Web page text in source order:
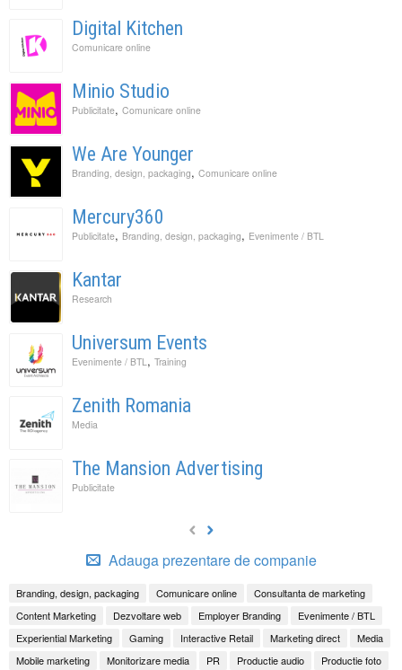
Digital Kitchen
Comunicare online
Minio Studio
Publicitate, Comunicare online
We Are Younger
Branding, design, packaging, Comunicare online
Mercury360
Publicitate, Branding, design, packaging, Evenimente / BTL
Kantar
Research
Universum Events
Evenimente / BTL , Training
Zenith Romania
Media
The Mansion Advertising
Publicitate
Adauga prezentare de companie
Branding, design, packaging Comunicare online
Consultanta de marketing
Content Marketing
Dezvoltare web Employer Branding
Evenimente / BTL
Experiential Marketing
Gaming Interactive Retail Marketing direct
Media
Mobile marketing
Monitorizare media PR Productie audio Productie foto